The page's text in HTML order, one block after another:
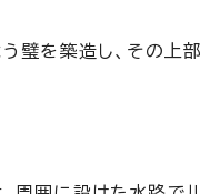
璧を築造し、その上